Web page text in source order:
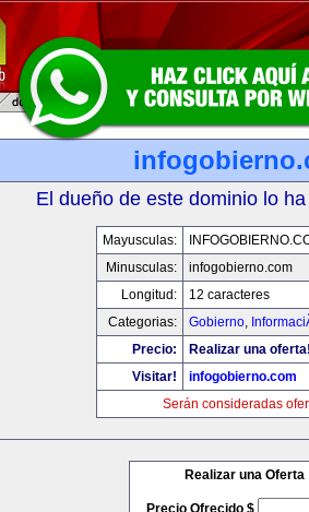
El dueño de este dominio lo
Mayusculas:
Minusculas:
infogobierno.com
Longitud:
12 caracteres
Categorias:
Gobierno,
Precio:
Realizar una
Visitar!
infogobierno.com
Serán consideradas
Realizar una Oferta
Precio Ofrecido $